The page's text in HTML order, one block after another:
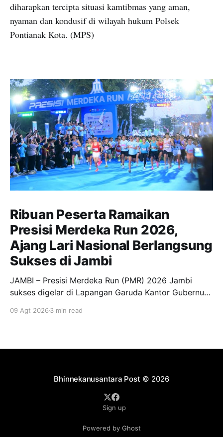
diharapkan tercipta situasi kamtibmas yang aman,
nyaman dan kondusif di wilayah hukum Polsek
Pontianak Kota. (MPS)
Ribuan Peserta Ramaikan
Presisi Merdeka Run 2026,
Ajang Lari Nasional Berlangsung
Sukses di Jambi
JAMBI – Presisi Merdeka Run (PMR) 2026 Jambi
sukses digelar di Lapangan Garuda Kantor Gubernur
nasional tersebut berlangsung meriah dan diikuti
09 Agt 2026 3 min read
Bhinnekanusantara Post © 2026
Sign up
Powered by Ghost